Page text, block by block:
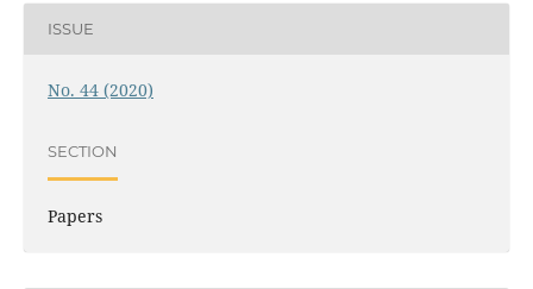
ISSUE
No. 44 (2020)
SECTION
Papers